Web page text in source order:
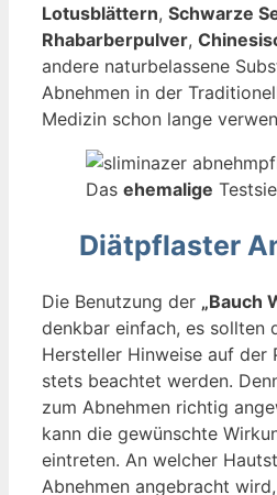
Lotusblättern, Schwarze
Rhabarberpulver,
andere naturbelassene
Abnehmen in der
Medizin schon lange
Das ehemalige
Diätpflaster
Die Benutzung der „Bauch
denkbar einfach, es sollten
Hersteller Hinweise auf der
stets beachtet werden.
zum Abnehmen richtig
kann die gewünschte
eintreten. An welcher
Abnehmen angebracht